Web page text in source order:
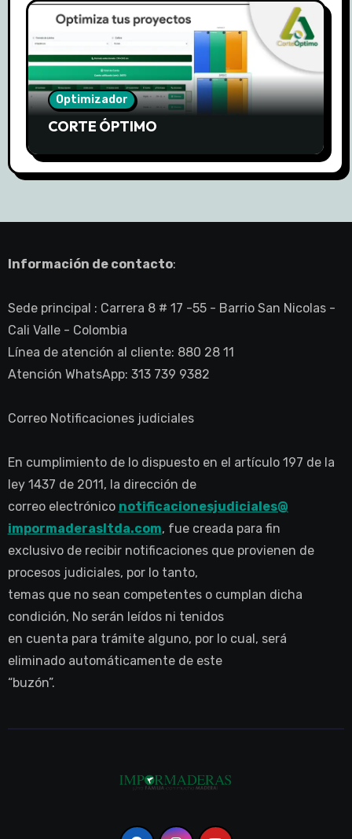
Optimizador
CORTE ÓPTIMO
Información de contacto:
Sede principal : Carrera 8 # 17 -55 - Barrio San Nicolas -
Cali Valle - Colombia
Línea de atención al cliente: 880 28 11
Atención WhatsApp: 313 739 9382
Correo Notificaciones judiciales
En cumplimiento de lo dispuesto en el artículo 197 de la
ley 1437 de 2011, la dirección de
correo electrónico notificacionesjudiciales@
impormaderasltda.com, fue creada para fin
exclusivo de recibir notificaciones que provienen de
procesos judiciales, por lo tanto,
temas que no sean competentes o cumplan dicha
condición, No serán leídos ni tenidos
en cuenta para trámite alguno, por lo cual, será
eliminado automáticamente de este
“buzón”.